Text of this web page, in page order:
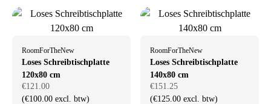
RoomForTheNew
Loses Schreibtischplatte
120x80 cm
€121.00
(€100.00 excl. btw)
RoomForTheNew
Loses Schreibtischplatte
140x80 cm
€151.25
(€125.00 excl. btw)